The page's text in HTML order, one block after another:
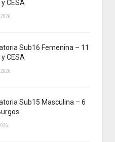
CESA
Sub16 Femenina – 11
CESA
Sub15 Masculina – 6